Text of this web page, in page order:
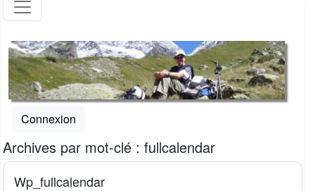
Connexion
Archives par mot-clé : fullcalendar
Wp_fullcalendar